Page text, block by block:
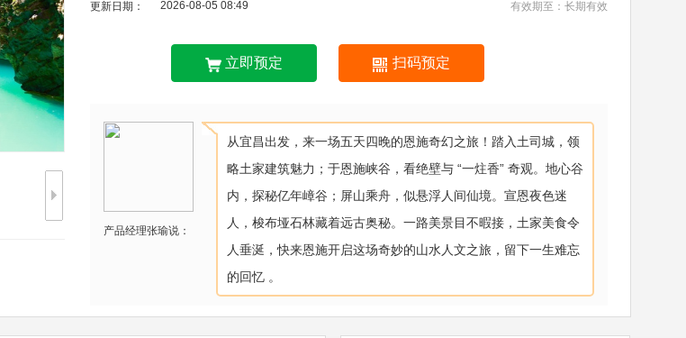
更新日期： 2026-08-05 08:49 有效期至：长期有效
立即预定 扫码预定
产品经理张瑜说：
从宜昌出发，来一场五天四晚的恩施奇幻之旅！踏入土司城，领
略土家建筑魅力；于恩施峡谷，看绝壁与 “一炷香” 奇观。地心谷
内，探秘亿年嶂谷；屏山乘舟，似悬浮人间仙境。宣恩夜色迷
人，梭布垭石林藏着远古奥秘。一路美景目不暇接，土家美食令
人垂涎，快来恩施开启这场奇妙的山水人文之旅，留下一生难忘
的回忆 。